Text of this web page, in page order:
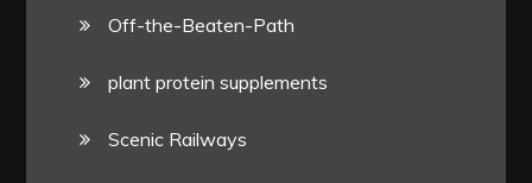
Off-the-Beaten-Path
plant protein supplements
Scenic Railways